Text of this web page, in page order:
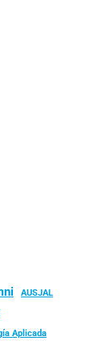
AUSJAL
Aplicada